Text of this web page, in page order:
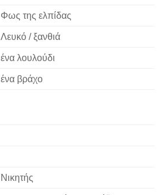
Φως της ελπίδας
Λευκό / ξανθιά
ένα λουλούδι
ένα βράχο
Νικητής